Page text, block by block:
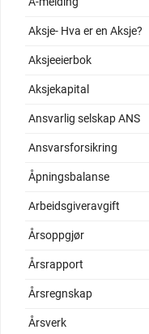
Aksje- Hva er en Aksje?
Aksjeeierbok
Aksjekapital
Ansvarlig selskap ANS
Ansvarsforsikring
Åpningsbalanse
Arbeidsgiveravgift
Årsoppgjør
Årsrapport
Årsregnskap
Årsverk